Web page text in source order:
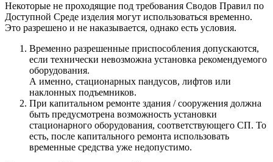
Некоторые не проходящие под требования Сводов Правил по
Доступной Среде изделия могут использоваться временно.
Это разрешено и не наказывается, однако есть условия.
Временно разрешенные приспособления допускаются,
если технически невозможна установка рекомендуемого
оборудования.
А именно, стационарных пандусов, лифтов или
наклонных подъемников.
При капитальном ремонте здания / сооружения должна
быть предусмотрена возможность установки
стационарного оборудования, соответствующего СП. То
есть, после капитального ремонта использовать
временные средства уже недопустимо.